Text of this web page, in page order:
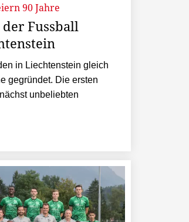
90 Jahre
Fussball
in Liechtenstein gleich
gegründet. Die ersten
unbeliebten